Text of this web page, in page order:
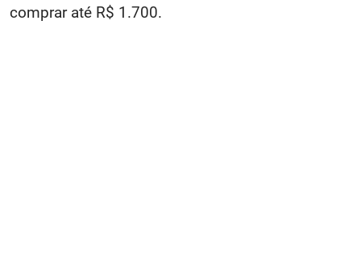
comprar até R$ 1.700.